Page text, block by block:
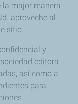
major manera
aproveche al
sitio.
y
editora
así como a
para